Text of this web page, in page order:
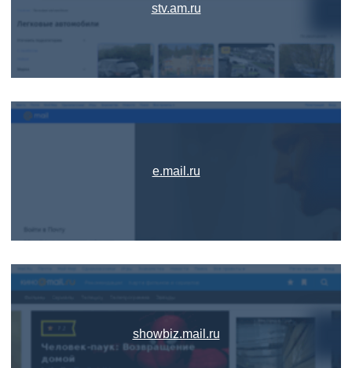
stv.am.ru
e.mail.ru
showbiz.mail.ru